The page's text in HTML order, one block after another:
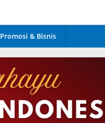
Promosi & Bisnis